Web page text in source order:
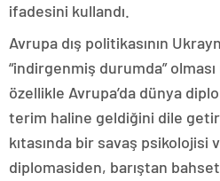
ifadesini kullandı.
Avrupa dış politikasının
“indirgenmiş durumda”
özellikle Avrupa’da dünya
terim haline geldiğini dile
kıtasında bir savaş psikolojisi
diplomasiden, barıştan